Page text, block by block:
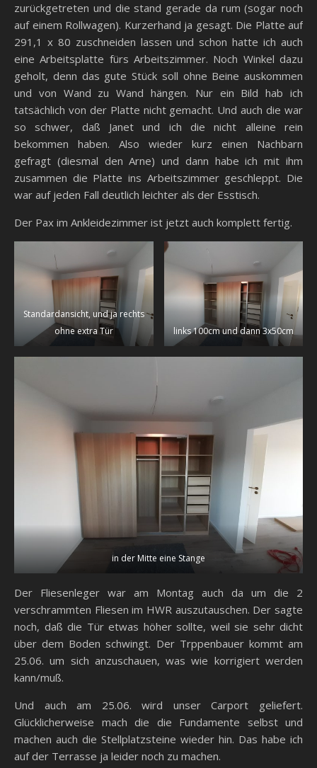
zurückgetreten und die stand gerade da rum (sogar noch
auf einem Rollwagen). Kurzerhand ja gesagt. Die Platte auf
291,1 x 80 zuschneiden lassen und schon hatte ich auch
eine Arbeitsplatte fürs Arbeitszimmer. Noch Winkel dazu
geholt, denn das gute Stück soll ohne Beine auskommen
und von Wand zu Wand hängen. Nur ein Bild hab ich
tatsächlich von der Platte nicht gemacht. Und auch die war
so schwer, daß Janet und ich die nicht alleine rein
bekommen haben. Also wieder kurz einen Nachbarn
gefragt (diesmal den Arne) und dann habe ich mit ihm
zusammen die Platte ins Arbeitszimmer geschleppt. Die
war auf jeden Fall deutlich leichter als der Esstisch.
Der Pax im Ankleidezimmer ist jetzt auch komplett fertig.
Standardansicht, und ja rechts
ohne extra Tür
links 100cm und dann 3x50cm
in der Mitte eine Stange
Der Fliesenleger war am Montag auch da um die 2
verschrammten Fliesen im HWR auszutauschen. Der sagte
noch, daß die Tür etwas höher sollte, weil sie sehr dicht
über dem Boden schwingt. Der Trppenbauer kommt am
25.06. um sich anzuschauen, was wie korrigiert werden
kann/muß.
Und auch am 25.06. wird unser Carport geliefert.
Glücklicherweise mach die die Fundamente selbst und
machen auch die Stellplatzsteine wieder hin. Das habe ich
auf der Terrasse ja leider noch zu machen.